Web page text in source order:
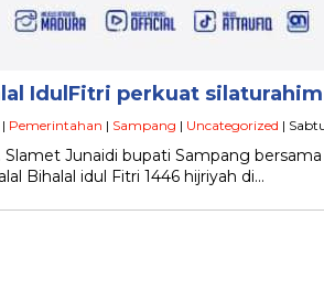
IdulFitri perkuat silaturahim
| Pemerintahan | Sampang | Uncategorized |
Junaidi bupati Sampang
Bihalal idul Fitri 1446 hijriyah di…